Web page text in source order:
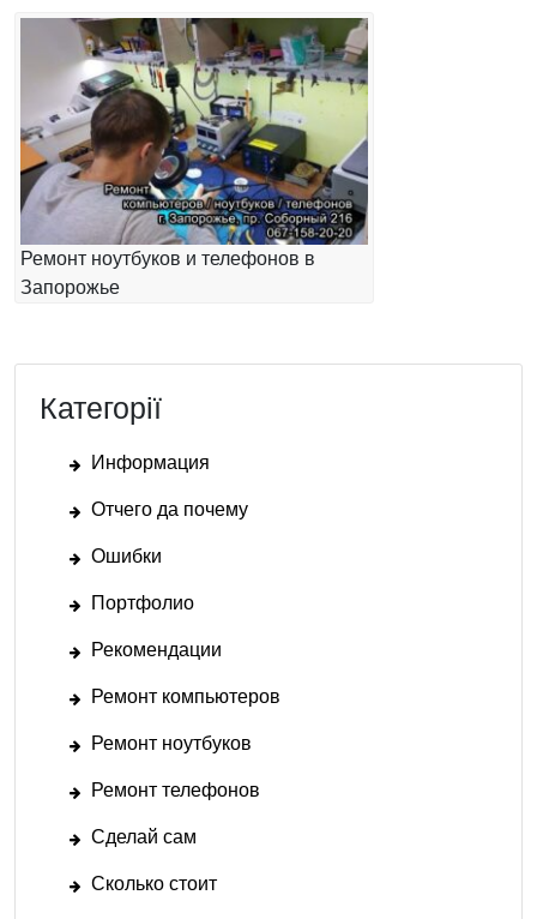
Ремонт ноутбуков и телефонов в
Запорожье
Категорії
Информация
Отчего да почему
Ошибки
Портфолио
Рекомендации
Ремонт компьютеров
Ремонт ноутбуков
Ремонт телефонов
Сделай сам
Сколько стоит